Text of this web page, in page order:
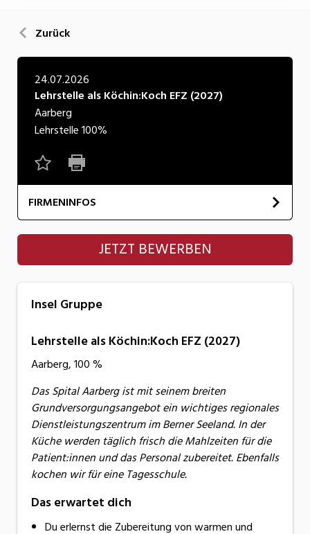
Kultur
Natur
Verkehr/Logistik
Wirtschaft/Verwaltung
Zurück
24.07.2026
Lehrstelle als Köchin:Koch EFZ (2027)
Aarberg
Lehrstelle100%
FIRMENINFOS
Insel Gruppe
JETZT BEWERBEN
Insel Gruppe
Lehrstelle als Köchin:Koch EFZ (2027)
Aarberg, 100 %
Das Spital Aarberg ist mit seinem breiten
Grundversorgungsangebot ein wichtiges regionales
Dienstleistungszentrum im Berner Seeland. In der
Küche werden täglich frisch die Mahlzeiten für die
Patient:innen und das Personal zubereitet. Ebenfalls
kochen wir für eine Tagesschule.
Das erwartet dich
Du erlernst die Zubereitung von warmen und